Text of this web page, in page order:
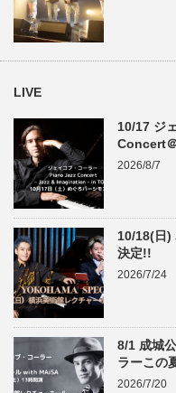
LIVE
10/17 ジ
Concert
2026/8/7
10/18(日)
決定!!
2026/7/24
8/1 成城
ラーこの
2026/7/20